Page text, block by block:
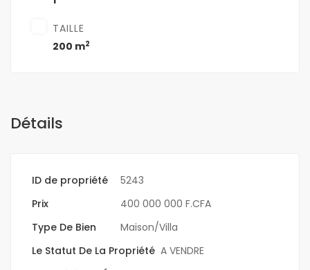
TAILLE
200 m2
Détails
ID de propriété
5243
Prix
400 000 000 F.CFA
Type De Bien
Maison/Villa
Le Statut De La Propriété A VENDRE